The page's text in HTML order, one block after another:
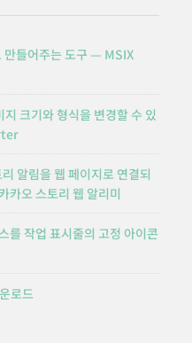
만들어주는 도구 — MSIX
크기와 형식을 변경할 수 있
알림을 웹 페이지로 연결되
카오 스토리 웹 알리미
작업 표시줄의 고정 아이콘
로드